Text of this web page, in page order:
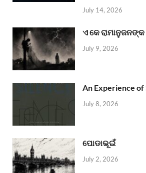
July 14, 2026
ଏ କେ
July 9, 2026
An Experience of
July 8, 2026
ପୋଡାଭୂଇଁ
July 2, 2026